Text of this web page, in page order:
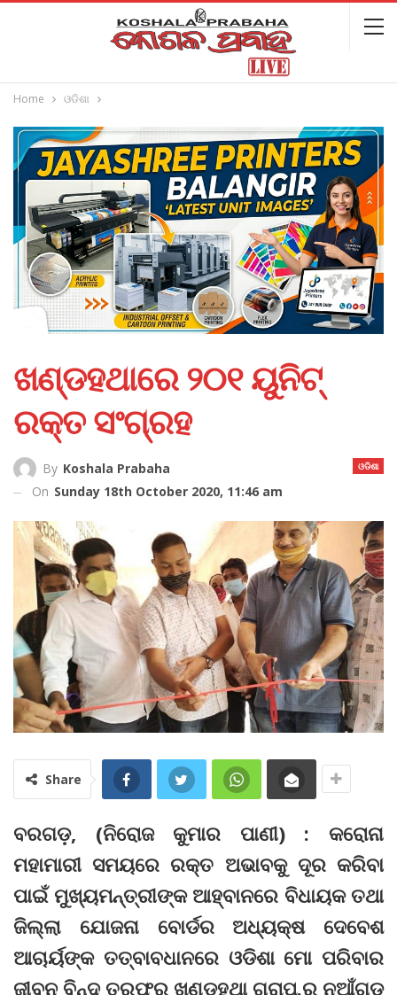
Home ଓଡିଶା
ଖଣ୍ଡହଥାରେ ୨୦୧ ୟୁନିଟ୍
ରକ୍ତ ସଂଗ୍ରହ
ଓଡିଶା
By Koshala Prabaha
On Sunday 18th October 2020, 11:46 am
Share
ବରଗଡ଼, (ନିରୋଜ କୁମାର ପାଣୀ) : କରୋନା
ମହାମାରୀ ସମୟରେ ରକ୍ତ ଅଭାବକୁ ଦୂର କରିବା
ପାଇଁ ମୁଖ୍ୟମନ୍ତ୍ରୀଙ୍କ ଆହ୍ବାନରେ ବିଧାୟକ ତଥା
ଜିଲ୍ଲା ଯୋଜନା ବୋର୍ଡର ଅଧ୍ୟକ୍ଷ ଦେବେଶ
ଆଚାର୍ୟଙ୍କ ତତ୍ବାବଧାନରେ ଓଡିଶା ମୋ ପରିବାର
ଜୀବନ ବିନ୍ଦୁ ତରଫରୁ ଖଣ୍ଡହଥା ଗ୍ରାପ.ର ନୂଆଁଗଡ